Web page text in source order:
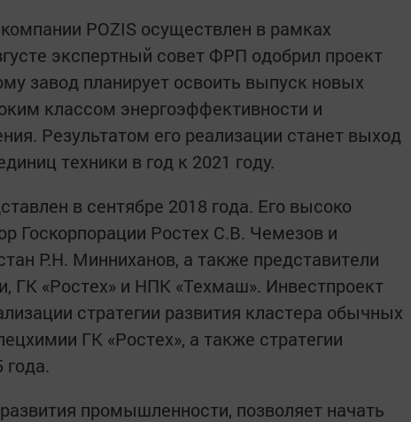
POZIS осуществлен в рамках
экспертный совет ФРП одобрил проект
завод планирует освоить выпуск новых
классом энергоэффективности и
Результатом его реализации станет выход
техники в год к 2021 году.
в сентябре 2018 года. Его высоко
Госкорпорации Ростех С.В. Чемезов и
Р.Н. Минниханов, а также представители
ГК «Ростех» и НПК «Техмаш». Инвестпроект
стратегии развития кластера обычных
ГК «Ростех», а также стратегии
промышленности, позволяет начать